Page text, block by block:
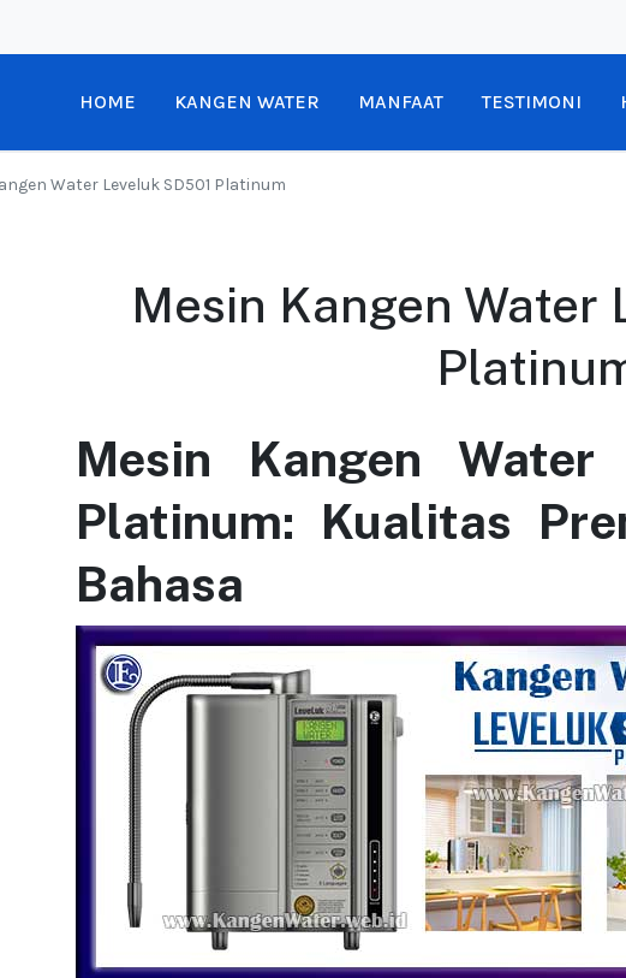
HOME KANGEN WATER MANFAAT TESTIMONI
Water Leveluk SD501 Platinum
Mesin Kangen Water
Mesin Kangen Water
Platinum: Kualitas
Bahasa